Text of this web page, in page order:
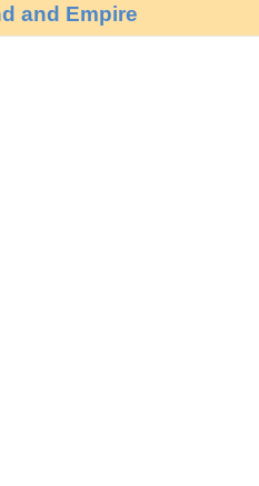
and Empire